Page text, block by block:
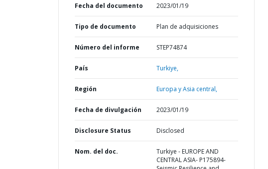
Fecha del documento 2023/01/19
Tipo de documento Plan de adquisiciones
Número del informe STEP74874
País Turkiye,
Región Europa y Asia central,
Fecha de divulgación 2023/01/19
Disclosure Status Disclosed
Nom. del doc.
Turkiye - EUROPE AND
CENTRAL ASIA- P175894-